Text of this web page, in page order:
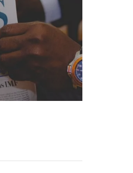
is intended for
semiconductor
professional
executives.
לחץ